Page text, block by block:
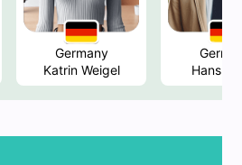
Germany
Katrin Weigel
Hans